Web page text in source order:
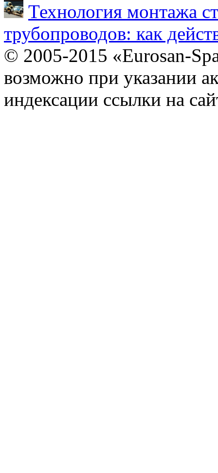
Технология монтажа
трубопроводов: как
© 2005-2015 «Eurosan-
возможно при указании
индексации ссылки на